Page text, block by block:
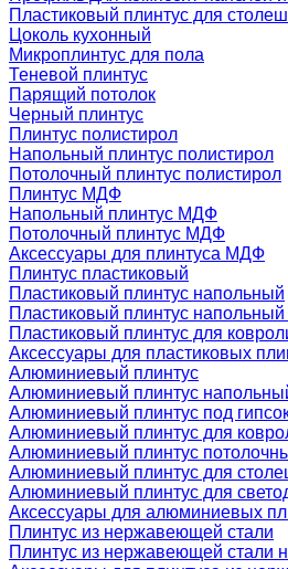
Пластиковый плинтус для
Цоколь кухонный
Микроплинтус для пола
Теневой плинтус
Парящий потолок
Черный плинтус
Плинтус полистирол
Напольный плинтус полистирол
Потолочный плинтус полистирол
Плинтус МДФ
Напольный плинтус МДФ
Потолочный плинтус МДФ
Аксессуары для плинтуса МДФ
Плинтус пластиковый
Пластиковый плинтус напольный
Пластиковый плинтус напольный
Пластиковый плинтус для
Аксессуары для пластиковых
Алюминиевый плинтус
Алюминиевый плинтус
Алюминиевый плинтус под
Алюминиевый плинтус для
Алюминиевый плинтус
Алюминиевый плинтус для
Алюминиевый плинтус для
Аксессуары для алюминиевых
Плинтус из нержавеющей стали
Плинтус из нержавеющей стали